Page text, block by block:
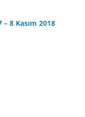
8 Kasım 2018